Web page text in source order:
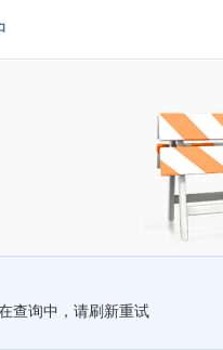
查询中，请刷新重试